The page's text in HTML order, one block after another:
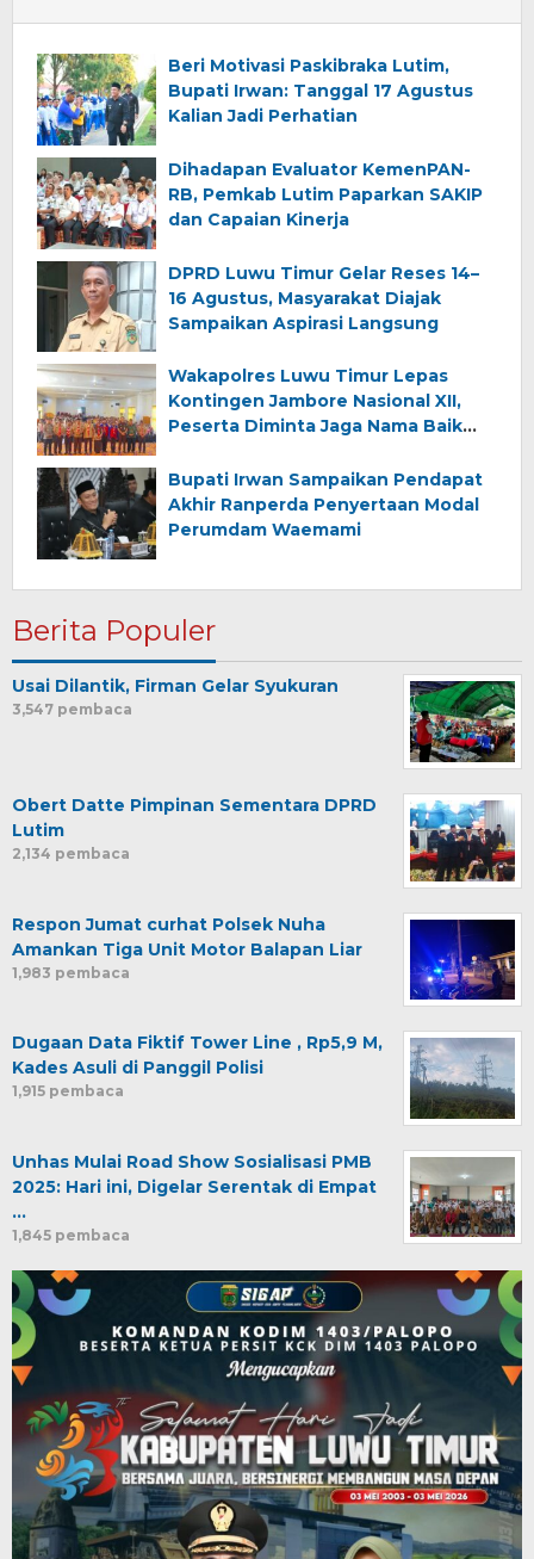
Beri Motivasi Paskibraka Lutim,
Bupati Irwan: Tanggal 17 Agustus
Kalian Jadi Perhatian
Dihadapan Evaluator KemenPAN-
RB, Pemkab Lutim Paparkan SAKIP
dan Capaian Kinerja
DPRD Luwu Timur Gelar Reses 14–
16 Agustus, Masyarakat Diajak
Sampaikan Aspirasi Langsung
Wakapolres Luwu Timur Lepas
Kontingen Jambore Nasional XII,
Peserta Diminta Jaga Nama Baik
Bupati Irwan Sampaikan Pendapat
Akhir Ranperda Penyertaan Modal
Perumdam Waemami
Berita Populer
Usai Dilantik, Firman Gelar Syukuran
3,547 pembaca
Obert Datte Pimpinan Sementara DPRD
Lutim
2,134 pembaca
Respon Jumat curhat Polsek Nuha
Amankan Tiga Unit Motor Balapan Liar
1,983 pembaca
Dugaan Data Fiktif Tower Line , Rp5,9 M,
Kades Asuli di Panggil Polisi
1,915 pembaca
Unhas Mulai Road Show Sosialisasi PMB
2025: Hari ini, Digelar Serentak di Empat
…
1,845 pembaca